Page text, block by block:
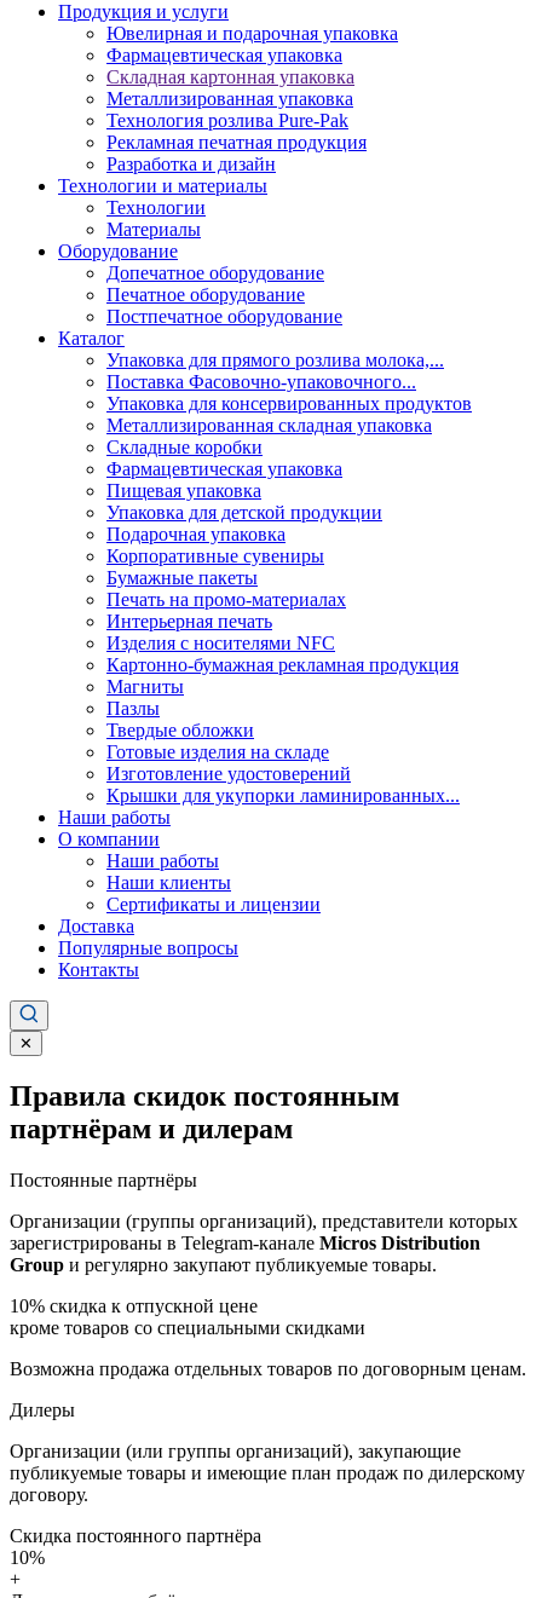
Продукция и услуги
Ювелирная и подарочная упаковка
Фармацевтическая упаковка
Складная картонная упаковка
Металлизированная упаковка
Технология розлива Pure-Pak
Рекламная печатная продукция
Разработка и дизайн
Технологии и материалы
Технологии
Материалы
Оборудование
Допечатное оборудование
Печатное оборудование
Постпечатное оборудование
Каталог
Упаковка для прямого розлива молока,...
Поставка Фасовочно-упаковочного...
Упаковка для консервированных продуктов
Металлизированная складная упаковка
Складные коробки
Фармацевтическая упаковка
Пищевая упаковка
Упаковка для детской продукции
Подарочная упаковка
Корпоративные сувениры
Бумажные пакеты
Печать на промо-материалах
Интерьерная печать
Изделия с носителями NFC
Картонно-бумажная рекламная продукция
Магниты
Пазлы
Твердые обложки
Готовые изделия на складе
Изготовление удостоверений
Крышки для укупорки ламинированных...
Наши работы
О компании
Наши работы
Наши клиенты
Сертификаты и лицензии
Доставка
Популярные вопросы
Контакты
✕
Правила скидок постоянным
партнёрам и дилерам
Постоянные партнёры
Организации (группы организаций), представители которых
зарегистрированы в Telegram-канале Micros Distribution
Group и регулярно закупают публикуемые товары.
10% скидка к отпускной цене
кроме товаров со специальными скидками
Возможна продажа отдельных товаров по договорным ценам.
Дилеры
Организации (или группы организаций), закупающие
публикуемые товары и имеющие план продаж по дилерскому
договору.
Скидка постоянного партнёра
10%
+